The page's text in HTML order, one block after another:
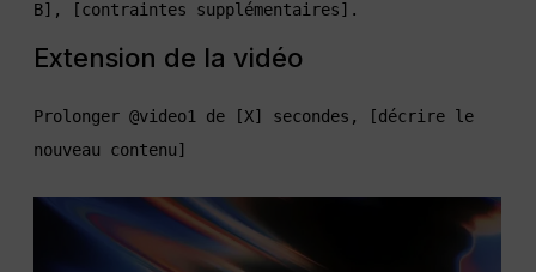
Extension de la vidéo
Prolonger @video1 de [X] secondes, [décrire le
nouveau contenu]